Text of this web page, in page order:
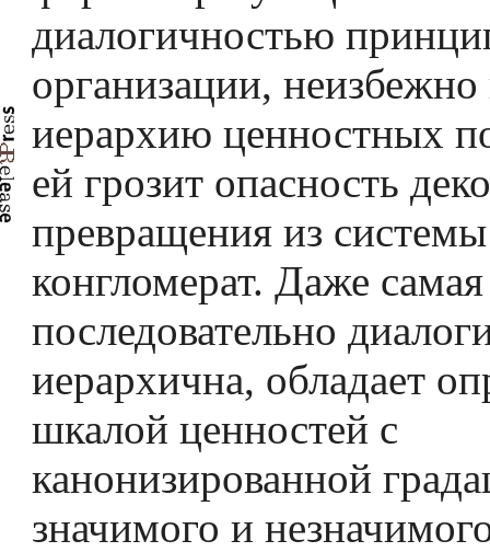
диалогичностью
организации, неизбежно
иерархию ценностных
ей грозит опасность
превращения из
конгломерат. Даже самая
последовательно
иерархична, обладает
шкалой ценностей с
канонизированной
значимого и